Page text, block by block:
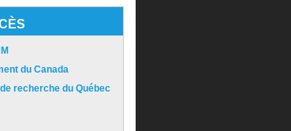
du Canada
recherche du Québec